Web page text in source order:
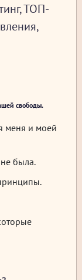
ТОП-
свободы.
меня и моей
была.